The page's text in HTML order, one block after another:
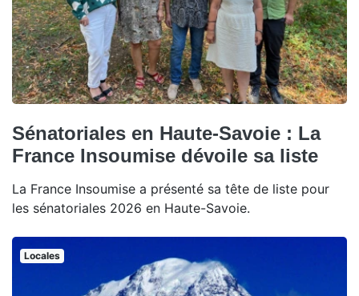
Sénatoriales en Haute-Savoie : La
France Insoumise dévoile sa liste
La France Insoumise a présenté sa tête de liste pour
les sénatoriales 2026 en Haute-Savoie.
Locales